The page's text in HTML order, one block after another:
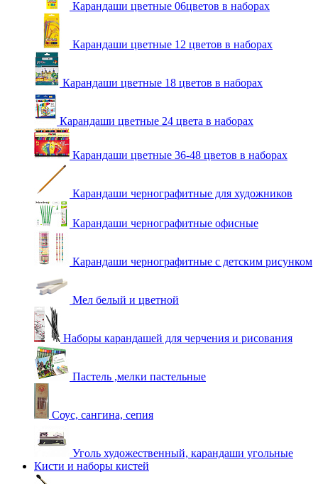
Карандаши цветные 06цветов в наборах
Карандаши цветные 12 цветов в наборах
Карандаши цветные 18 цветов в наборах
Карандаши цветные 24 цвета в наборах
Карандаши цветные 36-48 цветов в наборах
Карандаши чернографитные для художников
Карандаши чернографитные офисные
Карандаши чернографитные с детским рисунком
Мел белый и цветной
Наборы карандашей для черчения и рисования
Пастель ,мелки пастельные
Соус, сангина, сепия
Уголь художественный, карандаши угольные
Кисти и наборы кистей